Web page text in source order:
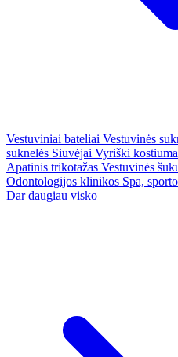
Vestuviniai bateliai Vestuvinės
suknelės Siuvėjai Vyriški
Apatinis trikotažas Vestuvinės
Odontologijos klinikos Spa,
Dar daugiau visko